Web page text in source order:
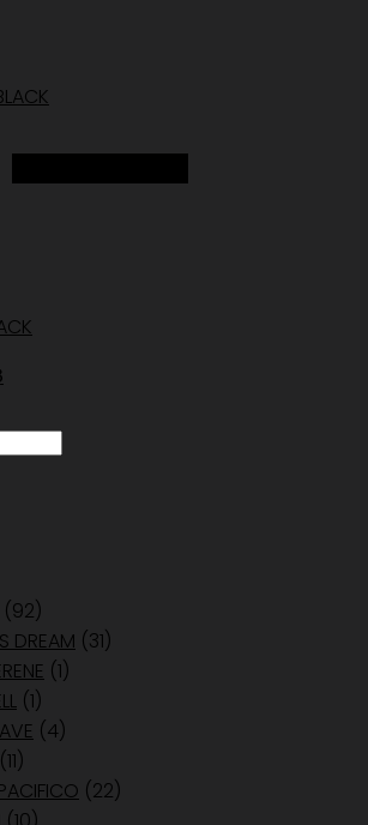
is:
623.00 ฿.
(92)
DREAM (31)
(1)
(1)
(4)
(11)
(22)